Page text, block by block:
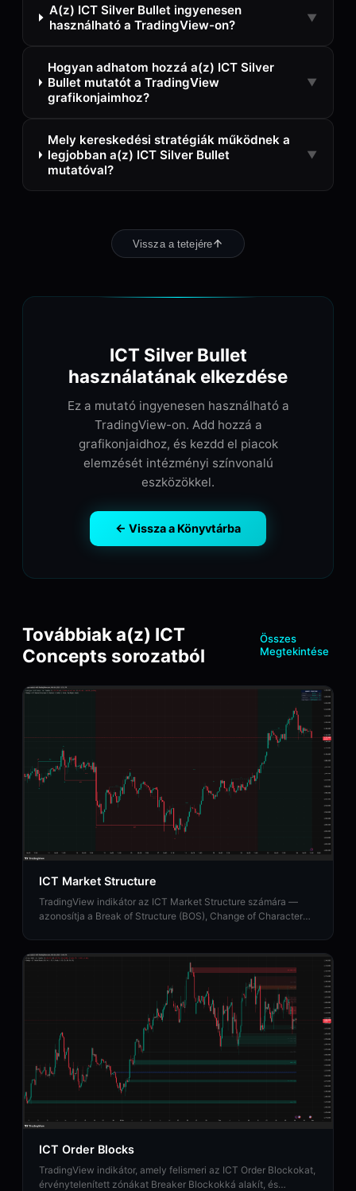
A(z) ICT Silver Bullet ingyenesen
használható a TradingView-on?
▼
Hogyan adhatom hozzá a(z) ICT Silver
Bullet mutatót a TradingView
grafikonjaimhoz?
▼
Mely kereskedési stratégiák működnek a
legjobban a(z) ICT Silver Bullet
mutatóval?
▼
Vissza a tetejére
ICT Silver Bullet
használatának elkezdése
Ez a mutató ingyenesen használható a
TradingView-on. Add hozzá a
grafikonjaidhoz, és kezdd el piacok
elemzését intézményi színvonalú
eszközökkel.
← Vissza a Könyvtárba
Továbbiak a(z) ICT
Concepts sorozatból
Összes
Megtekintése
ICT Market Structure
TradingView indikátor az ICT Market Structure számára —
azonosítja a Break of Structure (BOS), Change of Character
ICT Order Blocks
TradingView indikátor, amely felismeri az ICT Order Blockokat,
érvénytelenített zónákat Breaker Blockokká alakít, és